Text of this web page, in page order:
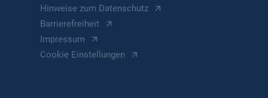
Hinweise zum Datenschutz
Barrierefreiheit
Impressum
Cookie Einstellungen